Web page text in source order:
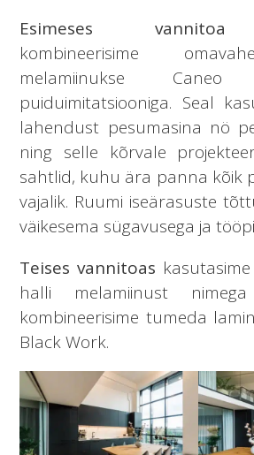
Esimeses vannitoa
kombineerisime
melamiinukse Caneo
puiduimitatsiooniga. Seal
lahendust pesumasina nö
ning selle kõrvale
sahtlid, kuhu ära panna kõik
vajalik. Ruumi iseärasuste
väikesema sügavusega ja
Teises vannitoas
halli melamiinust
kombineerisime tumeda
Black Work.